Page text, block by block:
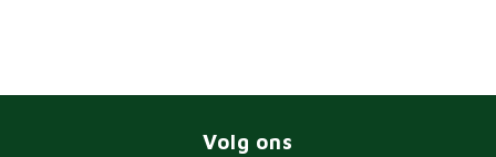
Volg ons